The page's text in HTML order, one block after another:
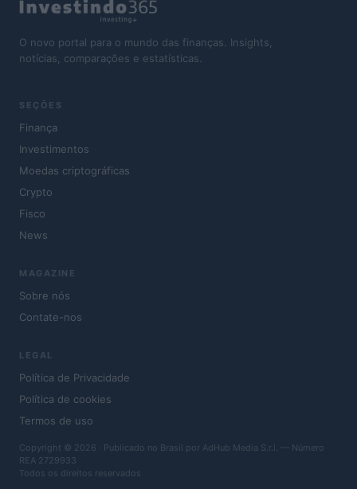
O novo portal para o mundo das finanças. Insights,
notícias, comparações e estatísticas.
SEÇÕES
Finança
Investimentos
Moedas criptográficas
Crypto
Fisco
News
MAGAZINE
Sobre nós
Contate-nos
LEGAL
Política de Privacidade
Política de cookies
Termos de uso
Copyright © 2026 · Publicado no Brasil por AdHub Media S.r.l. — Número
REA 2729933
Todos os direitos reservados